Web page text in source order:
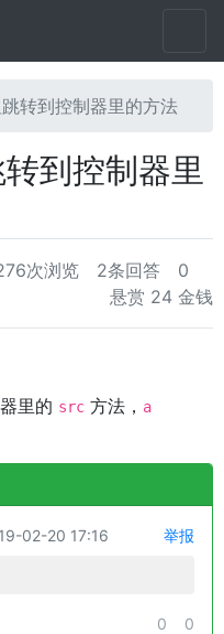
转到控制器里的方法
到控制器里
次浏览 2条回答
0
悬赏 24 金钱
里的 src 方法， a
02-20 17:16 举报
0 0